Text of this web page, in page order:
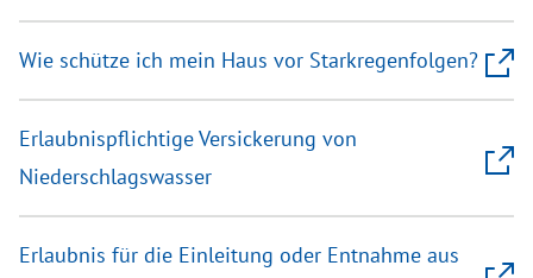
Wie schütze ich mein Haus vor Starkregenfolgen?
Erlaubnispflichtige Versickerung von
Niederschlagswasser
Erlaubnis für die Einleitung oder Entnahme aus